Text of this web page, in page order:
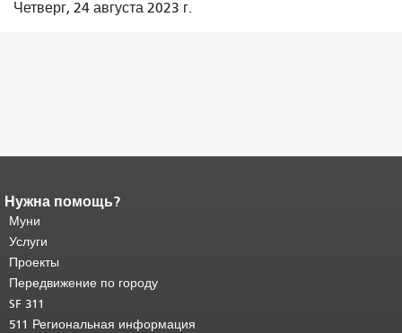
Четверг, 24 августа 2023 г.
Конец содержимого
страницы.
страницы повторяется на каждой
странице.
основного содержимого .
Нужна помощь?
Муни
Услуги
Проекты
Передвижение по городу
SF 311
511 Региональная информация